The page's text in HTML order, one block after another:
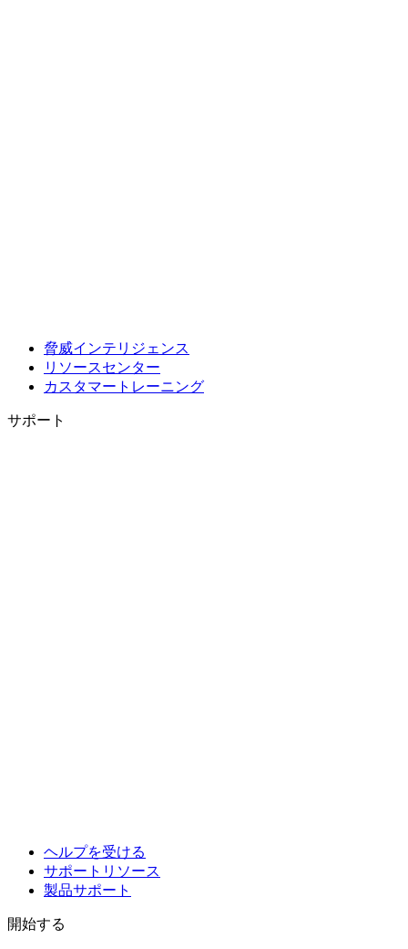
脅威インテリジェンス
リソースセンター
カスタマートレーニング
サポート
ヘルプを受ける
サポートリソース
製品サポート
開始する